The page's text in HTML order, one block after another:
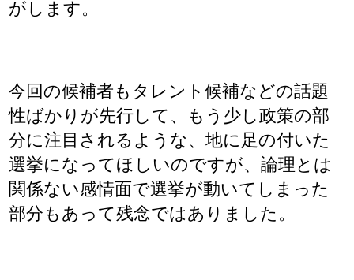
がします。
今回の候補者もタレント候補などの話題
性ばかりが先行して、もう少し政策の部
分に注目されるような、地に足の付いた
選挙になってほしいのですが、論理とは
関係ない感情面で選挙が動いてしまった
部分もあって残念ではありました。